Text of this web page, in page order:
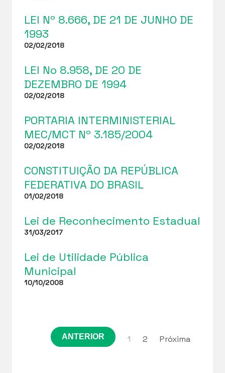
LEI Nº 8.666, DE 21 DE JUNHO DE
1993
02/02/2018
LEI No 8.958, DE 20 DE
DEZEMBRO DE 1994
02/02/2018
PORTARIA INTERMINISTERIAL
MEC/MCT Nº 3.185/2004
02/02/2018
CONSTITUIÇÃO DA REPÚBLICA
FEDERATIVA DO BRASIL
01/02/2018
Lei de Reconhecimento Estadual
31/03/2017
Lei de Utilidade Pública
Municipal
10/10/2008
ANTERIOR 1 2 Próxima